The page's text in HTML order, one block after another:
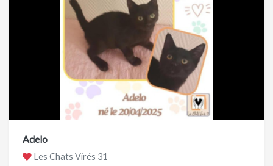
Adelo
Les Chats Virés 31